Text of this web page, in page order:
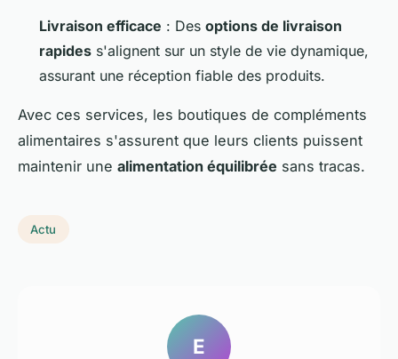
Livraison efficace : Des options de livraison
rapides s'alignent sur un style de vie dynamique,
assurant une réception fiable des produits.
Avec ces services, les boutiques de compléments
alimentaires s'assurent que leurs clients puissent
maintenir une alimentation équilibrée sans tracas.
Actu
E